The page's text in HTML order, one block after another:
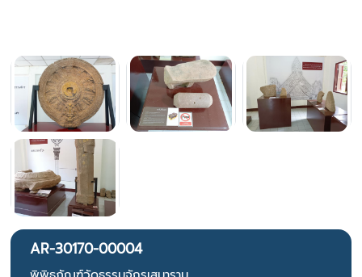
AR-30170-00004